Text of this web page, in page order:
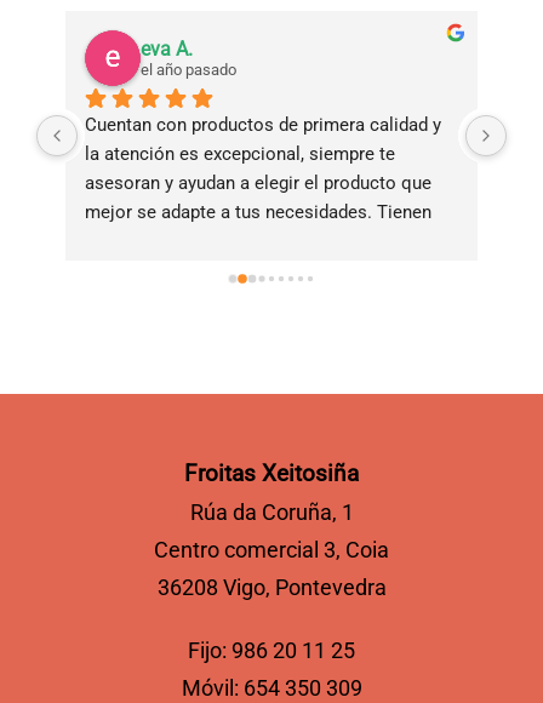
eva A.
el año pasado
Cuentan con productos de primera calidad y
la atención es excepcional, siempre te
asesoran y ayudan a elegir el producto que
mejor se adapte a tus necesidades. Tienen
Froitas Xeitosiña
Rúa da Coruña, 1
Centro comercial 3, Coia
36208 Vigo, Pontevedra
Fijo: 986 20 11 25
Móvil: 654 350 309